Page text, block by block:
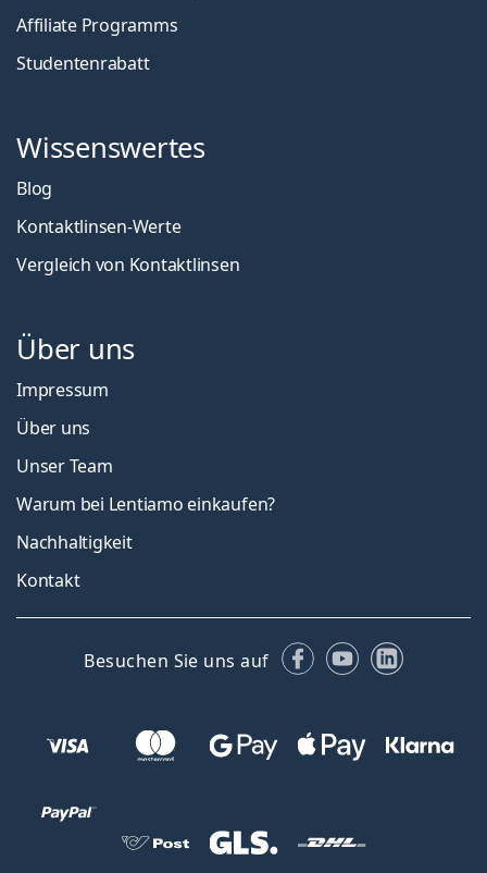
Affiliate Programms
Studentenrabatt
Wissenswertes
Blog
Kontaktlinsen-Werte
Vergleich von Kontaktlinsen
Über uns
Impressum
Über uns
Unser Team
Warum bei Lentiamo einkaufen?
Nachhaltigkeit
Kontakt
Besuchen Sie uns auf Facebook
YouTubeLinkedIn